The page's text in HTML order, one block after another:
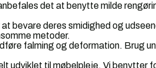
det at benytte milde
bevare deres smidighed og
metoder.
falming og deformation. Brug
udviklet til møbelpleje. Vi benytter